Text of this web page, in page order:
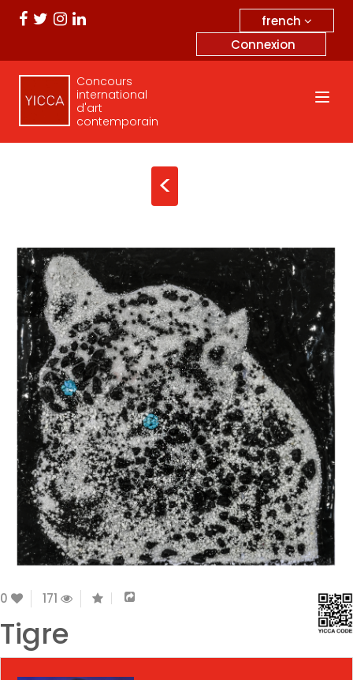
french
Connexion
Concours
international
d'art
contemporain
<
0 171
Tigre